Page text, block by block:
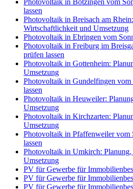
Photovoltaik in Bötzingen vom
lassen
Photovoltaik in Breisach am
Wirtschaftlichkeit und Umsetzung
Photovoltaik in Ebringen vom
Photovoltaik in Freiburg im
prüfen lassen
Photovoltaik in Gottenheim:
Umsetzung
Photovoltaik in Gundelfingen vom
lassen
Photovoltaik in Heuweiler:
Umsetzung
Photovoltaik in Kirchzarten:
Umsetzung
Photovoltaik in Pfaffenweiler vom
lassen
Photovoltaik in Umkirch:
Umsetzung
PV für Gewerbe für
PV für Gewerbe für
PV für Gewerbe für